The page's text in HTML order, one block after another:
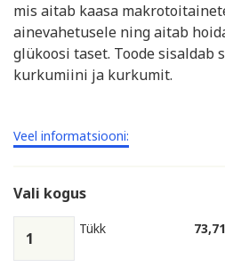
mis aitab kaasa
ainevahetusele ning aitab
glükoosi taset. Toode sisaldab
kurkumiini ja kurkumit.
Veel informatsiooni:
Vali kogus
Tükk 73,71